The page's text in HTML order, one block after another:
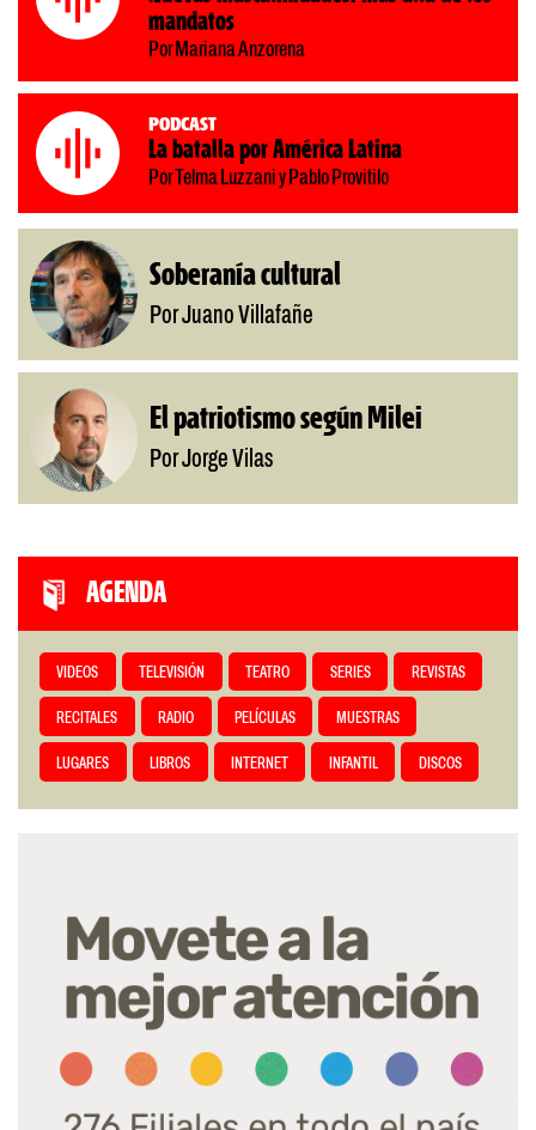
mandatos
Por Mariana Anzorena
Podcast
La batalla por América Latina
Por Telma Luzzani y Pablo Provitilo
Soberanía cultural
Por Juano Villafañe
El patriotismo según Milei
Por Jorge Vilas
AGENDA
VIDEOS TELEVISIÓN TEATRO SERIES REVISTAS
RECITALES RADIO PELÍCULAS MUESTRAS
LUGARES LIBROS INTERNET INFANTIL DISCOS